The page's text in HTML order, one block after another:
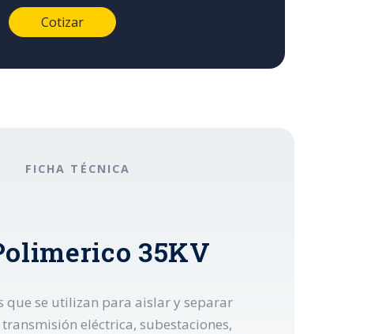
FICHA TÉCNICA
35KV
que se utilizan para aislar y separar
eléctrica, subestaciones,